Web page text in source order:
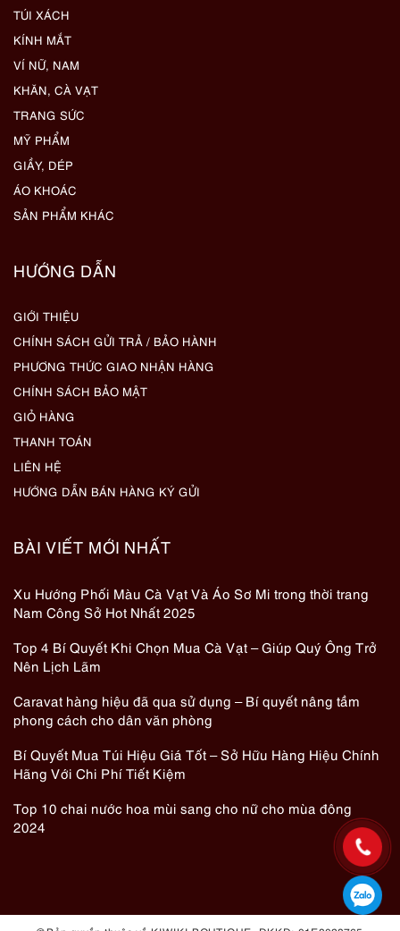
TÚI XÁCH
KÍNH MẮT
VÍ NỮ, NAM
KHĂN, CÀ VẠT
TRANG SỨC
MỸ PHẨM
GIẦY, DÉP
ÁO KHOÁC
SẢN PHẨM KHÁC
HƯỚNG DẪN
GIỚI THIỆU
CHÍNH SÁCH GỬI TRẢ / BẢO HÀNH
PHƯƠNG THỨC GIAO NHẬN HÀNG
CHÍNH SÁCH BẢO MẬT
GIỎ HÀNG
THANH TOÁN
LIÊN HỆ
HƯỚNG DẪN BÁN HÀNG KÝ GỬI
BÀI VIẾT MỚI NHẤT
Xu Hướng Phối Màu Cà Vạt Và Áo Sơ Mi trong thời trang
Nam Công Sở Hot Nhất 2025
Top 4 Bí Quyết Khi Chọn Mua Cà Vạt – Giúp Quý Ông Trở
Nên Lịch Lãm
Caravat hàng hiệu đã qua sử dụng – Bí quyết nâng tầm
phong cách cho dân văn phòng
Bí Quyết Mua Túi Hiệu Giá Tốt – Sở Hữu Hàng Hiệu Chính
Hãng Với Chi Phí Tiết Kiệm
Top 10 chai nước hoa mùi sang cho nữ cho mùa đông
2024